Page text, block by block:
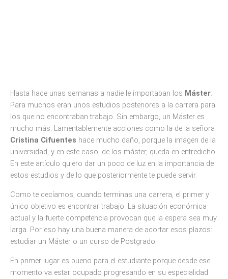
Hasta hace unas semanas a nadie le importaban los Máster.
Para muchos eran unos estudios posteriores a la carrera para
los que no encontraban trabajo. Sin embargo, un Máster es
mucho más. Lamentablemente acciones como la de la señora
Cristina Cifuentes hace mucho daño, porque la imagen de la
universidad, y en este caso, de los máster, queda en entredicho.
En este artículo quiero dar un poco de luz en la importancia de
estos estudios y de lo que posteriormente te puede servir.
Como te decíamos, cuando terminas una carrera, el primer y
único objetivo es encontrar trabajo. La situación económica
actual y la fuerte competencia provocan que la espera sea muy
larga. Por eso hay una buena manera de acortar esos plazos:
estudiar un Máster o un curso de Postgrado.
En primer lugar es bueno para el estudiante porque desde ese
momento va estar ocupado progresando en su especialidad